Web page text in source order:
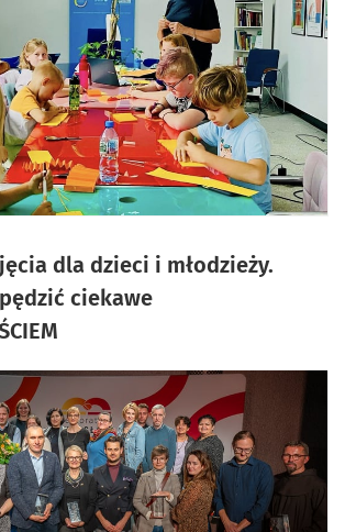
dla dzieci i młodzieży.
ciekawe